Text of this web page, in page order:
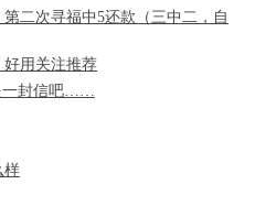
二次寻福中5还款（三中二，自
好用关注推荐
一封信吧……
样